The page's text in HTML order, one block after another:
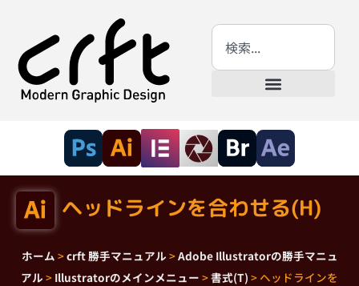
ヘッドラインを合わせる(H)
ホーム >crft 勝手マニュアル >Adobe Illustratorの勝手マニュ
アル > Illustratorのメインメニュー >書式(T) > ヘッドラインを